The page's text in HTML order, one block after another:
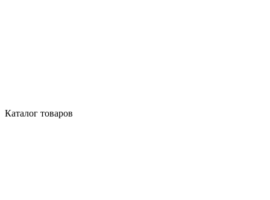
Каталог товаров